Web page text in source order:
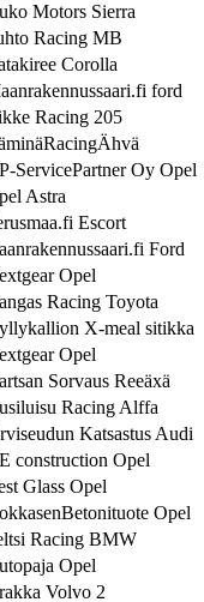
Motors Sierra
Racing MB
Corolla
ford
Racing 205
ServicePartner Oy Opel
Astra
Escort
Ford
Opel
Racing Toyota
X-meal sitikka
Opel
Sorvaus Reeäxä
Racing Alffa
Katsastus Audi
construction Opel
Glass Opel
Opel
Racing BMW
Opel
Volvo 2